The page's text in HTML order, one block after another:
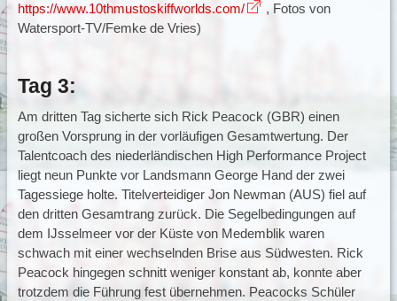
https://www.10thmustoskiffworlds.com/
, Fotos von
Watersport-TV/Femke de Vries)
Tag 3:
Am dritten Tag sicherte sich Rick Peacock (GBR) einen
großen Vorsprung in der vorläufigen Gesamtwertung. Der
Talentcoach des niederländischen High Performance Project
liegt neun Punkte vor Landsmann George Hand der zwei
Tagessiege holte. Titelverteidiger Jon Newman (AUS) fiel auf
den dritten Gesamtrang zurück. Die Segelbedingungen auf
dem IJsselmeer vor der Küste von Medemblik waren
schwach mit einer wechselnden Brise aus Südwesten. Rick
Peacock hingegen schnitt weniger konstant ab, konnte aber
trotzdem die Führung fest übernehmen. Peacocks Schüler